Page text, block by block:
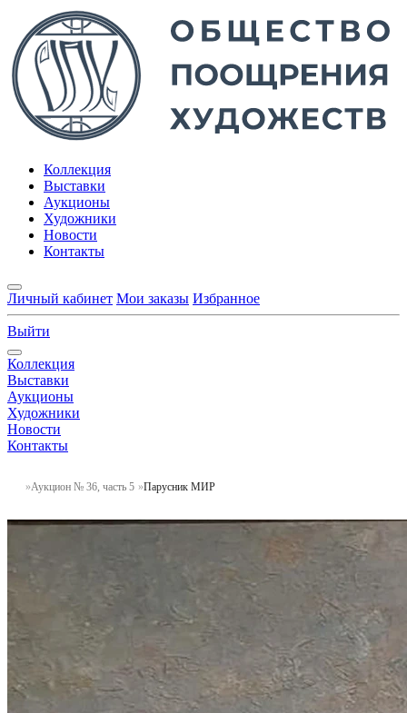
Коллекция
Выставки
Аукционы
Художники
Новости
Контакты
Личный кабинет Мои заказы Избранное
Выйти
Коллекция
Выставки
Аукционы
Художники
Новости
Контакты
Аукцион № 36, часть 5 Парусник МИР